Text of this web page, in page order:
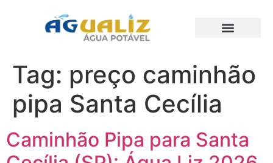
Tag: preço caminhão
pipa Santa Cecília
Caminhão Pipa para Santa